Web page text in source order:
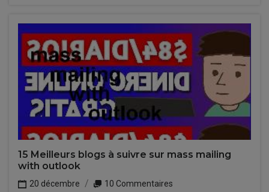
15 Meilleurs blogs à suivre sur mass mailing
with outlook
20 décembre
10 Commentaires